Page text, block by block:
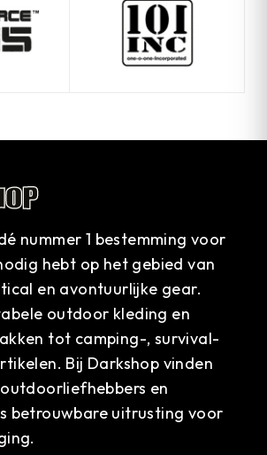
nummer 1 bestemming voor
hebt op het gebied van
en avontuurlijke gear.
outdoor kleding en
tot camping-, survival-
Bij Darkshop vinden
en
betrouwbare uitrusting voor